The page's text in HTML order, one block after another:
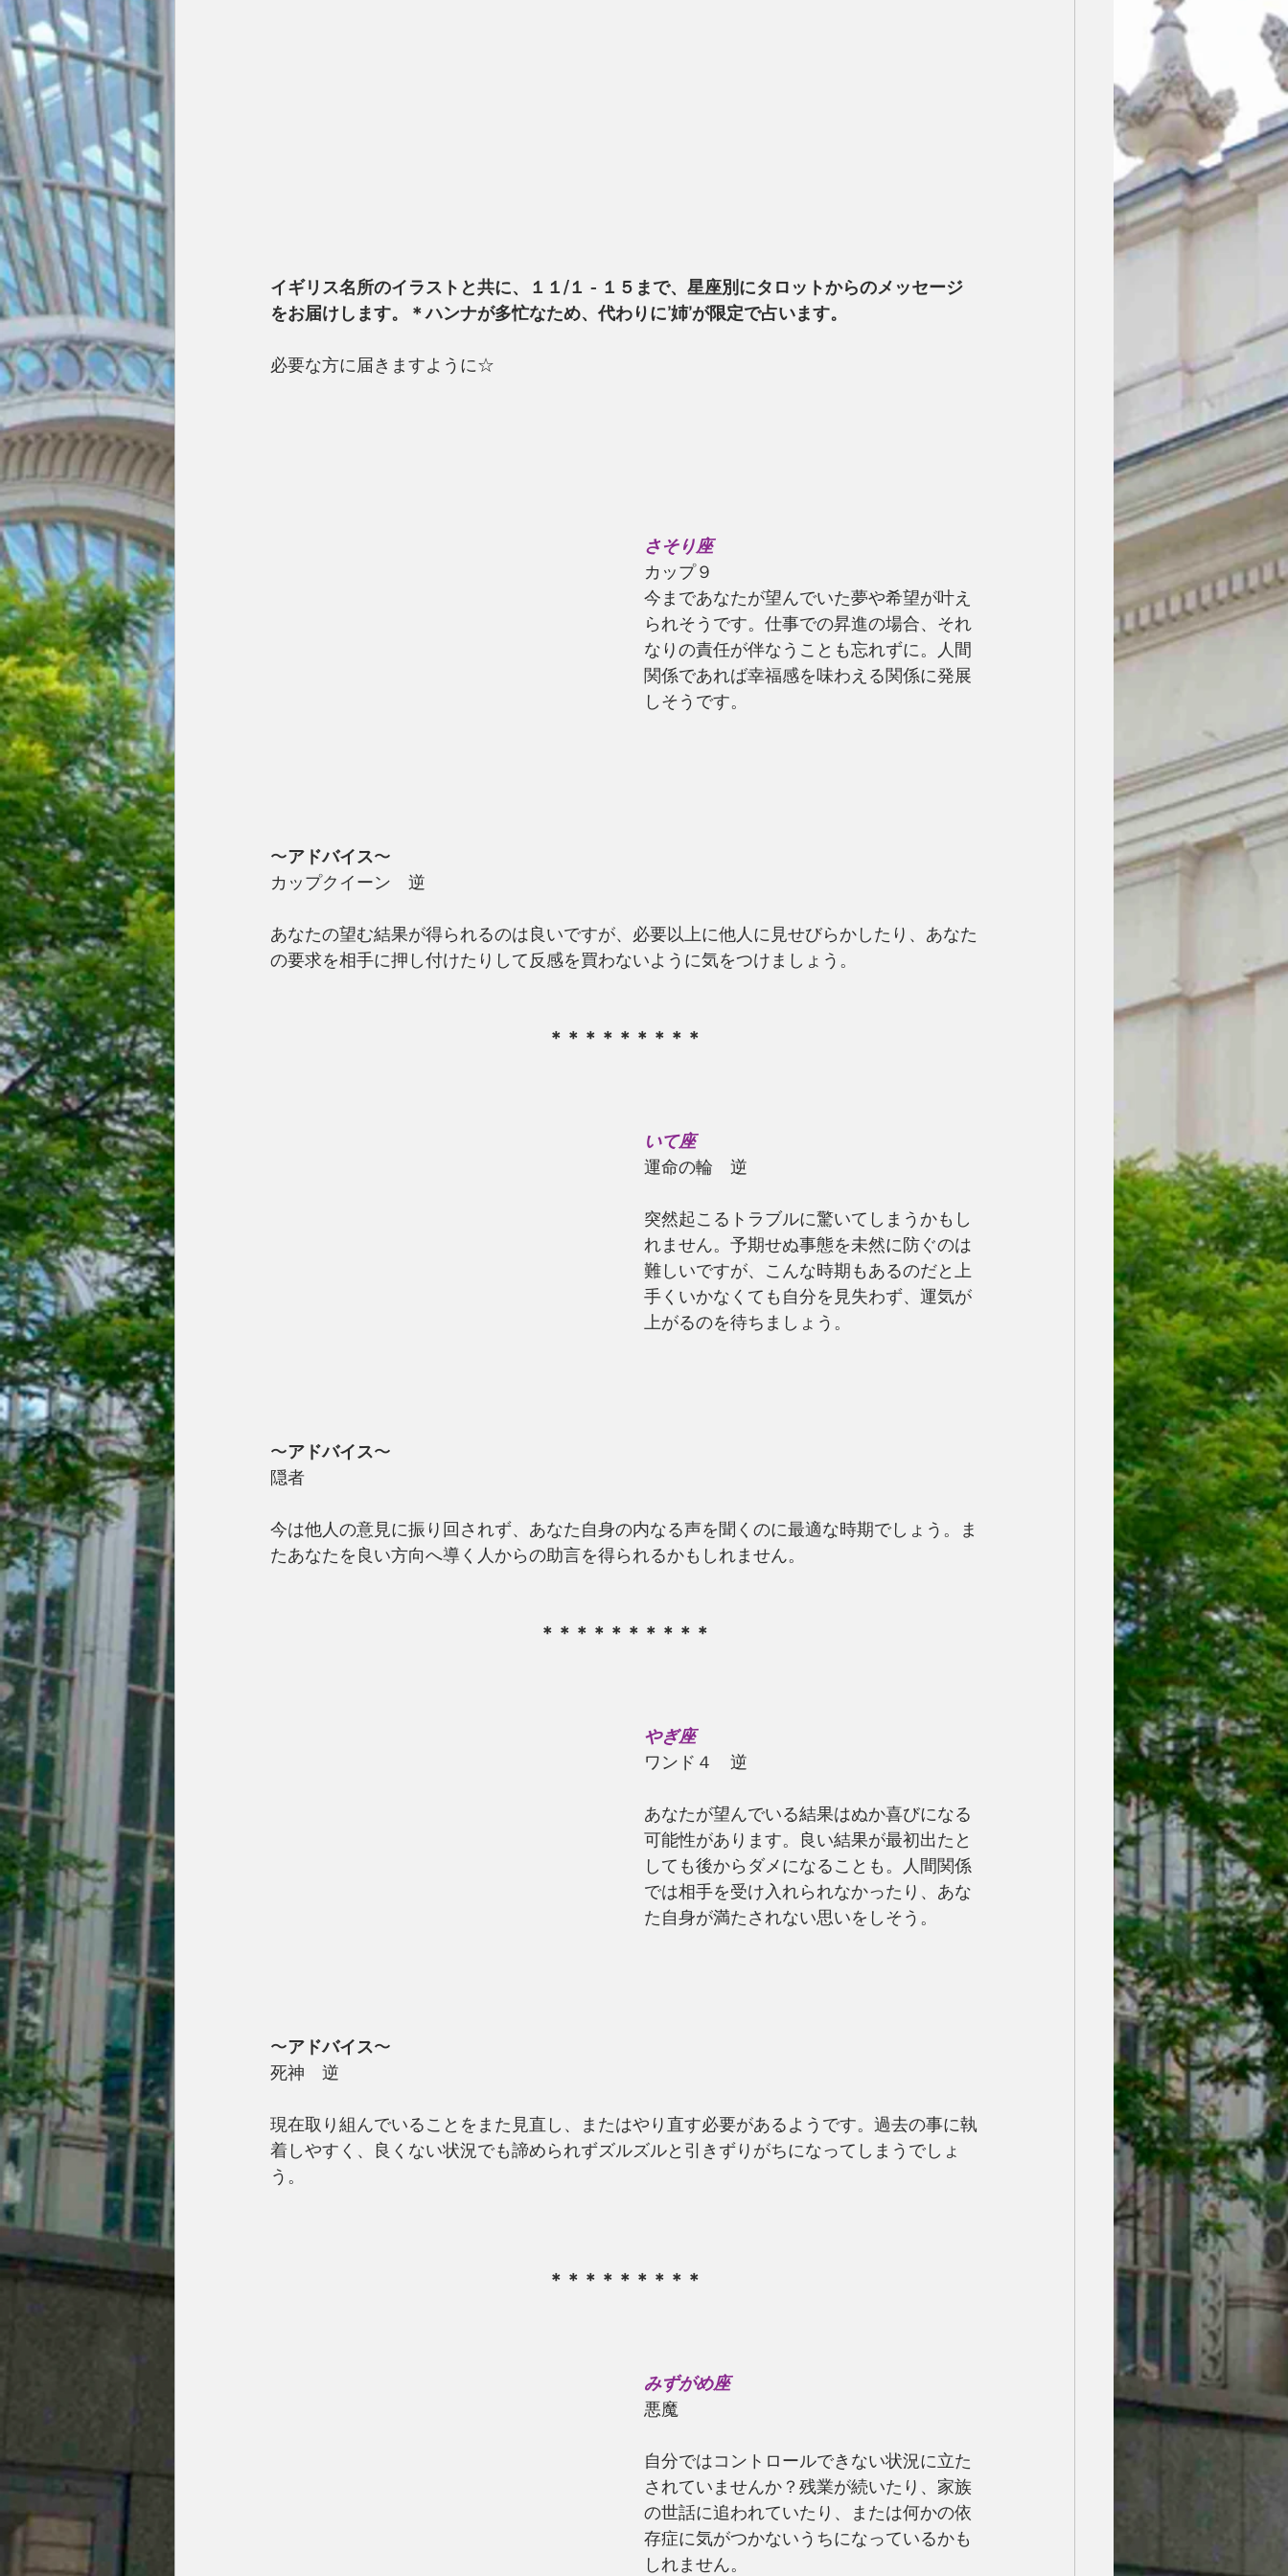
イギリス名所のイラストと共に、１１/１ - １５まで、星座別にタロットからのメッセージ
をお届けします。＊ハンナが多忙なため、代わりに’姉’が限定で占います。
必要な方に届きますように☆
さそり座
カップ９
今まであなたが望んでいた夢や希望が叶え
られそうです。仕事での昇進の場合、それ
なりの責任が伴なうことも忘れずに。人間
関係であれば幸福感を味わえる関係に発展
しそうです。
〜アドバイス〜
カップクイーン　逆
あなたの望む結果が得られるのは良いですが、必要以上に他人に見せびらかしたり、あなた
の要求を相手に押し付けたりして反感を買わないように気をつけましょう。
＊＊＊＊＊＊＊＊＊
いて座
運命の輪　逆
突然起こるトラブルに驚いてしまうかもし
れません。予期せぬ事態を未然に防ぐのは
難しいですが、こんな時期もあるのだと上
手くいかなくても自分を見失わず、運気が
上がるのを待ちましょう。
〜アドバイス〜
隠者
今は他人の意見に振り回されず、あなた自身の内なる声を聞くのに最適な時期でしょう。ま
たあなたを良い方向へ導く人からの助言を得られるかもしれません。
＊＊＊＊＊＊＊＊＊＊
やぎ座
ワンド４　逆
あなたが望んでいる結果はぬか喜びになる
可能性があります。良い結果が最初出たと
しても後からダメになることも。人間関係
では相手を受け入れられなかったり、あな
た自身が満たされない思いをしそう。
〜アドバイス〜
死神　逆
現在取り組んでいることをまた見直し、またはやり直す必要があるようです。過去の事に執
着しやすく、良くない状況でも諦められずズルズルと引きずりがちになってしまうでしょ
う。
＊＊＊＊＊＊＊＊＊
みずがめ座
悪魔
自分ではコントロールできない状況に立た
されていませんか？残業が続いたり、家族
の世話に追われていたり、または何かの依
存症に気がつかないうちになっているかも
しれません。